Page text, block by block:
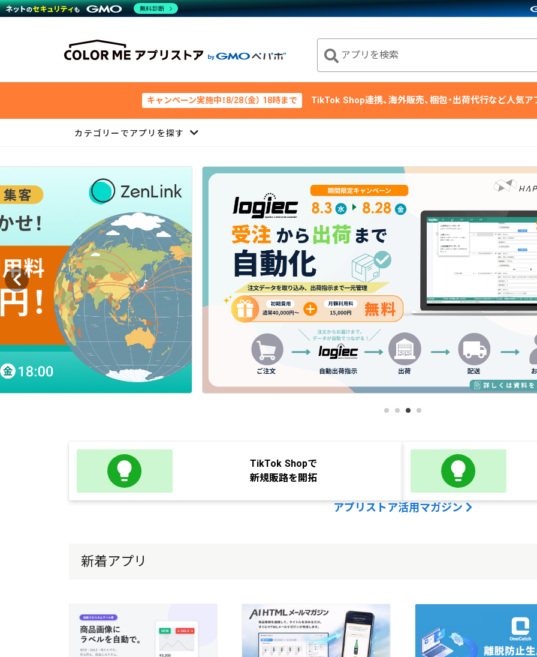
アプリを検索
キャンペーン実施中！8/28（金） 18時まで TikTok Shop連携、海外販売、梱包・出荷代行など人気
カテゴリーでアプリを探す
TikTok Shopで
新規販路を開拓
アプリストア活用マガジン
新着アプリ
無料診断